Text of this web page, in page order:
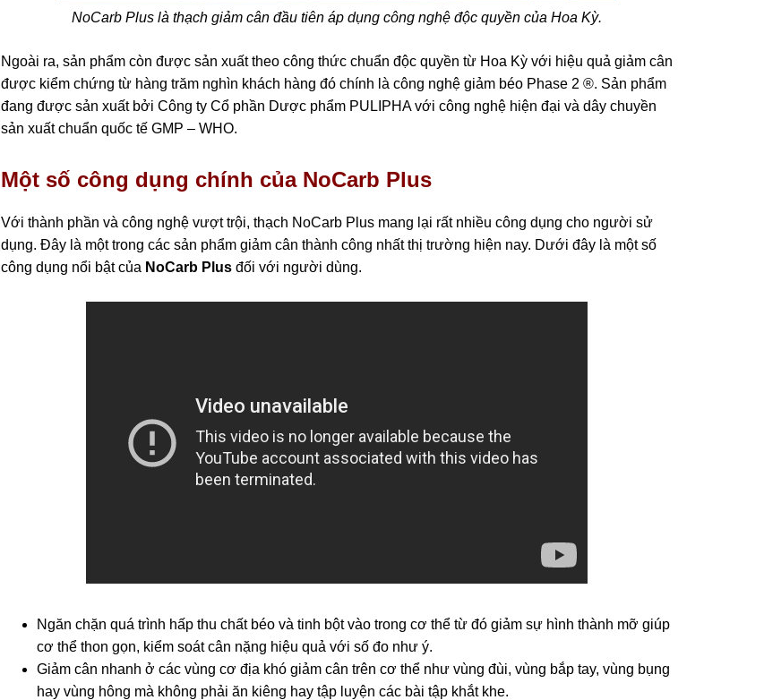
NoCarb Plus là thạch giảm cân đầu tiên áp dụng công nghệ độc quyền của Hoa Kỳ.
Ngoài ra, sản phẩm còn được sản xuất theo công thức chuẩn độc quyền từ Hoa Kỳ với hiệu quả giảm cân
được kiểm chứng từ hàng trăm nghìn khách hàng đó chính là công nghệ giảm béo Phase 2 ®. Sản phẩm
đang được sản xuất bởi Công ty Cổ phần Dược phẩm PULIPHA với công nghệ hiện đại và dây chuyền
sản xuất chuẩn quốc tế GMP – WHO.
Một số công dụng chính của NoCarb Plus
Với thành phần và công nghệ vượt trội, thạch NoCarb Plus mang lại rất nhiều công dụng cho người sử
dụng. Đây là một trong các sản phẩm giảm cân thành công nhất thị trường hiện nay. Dưới đây là một số
công dụng nổi bật của NoCarb Plus đối với người dùng.
Ngăn chặn quá trình hấp thu chất béo và tinh bột vào trong cơ thể từ đó giảm sự hình thành mỡ giúp
cơ thể thon gọn, kiểm soát cân nặng hiệu quả với số đo như ý.
Giảm cân nhanh ở các vùng cơ địa khó giảm cân trên cơ thể như vùng đùi, vùng bắp tay, vùng bụng
hay vùng hông mà không phải ăn kiêng hay tập luyện các bài tập khắt khe.